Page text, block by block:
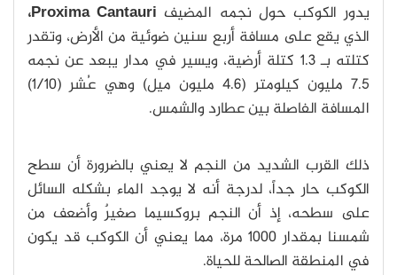
يدور الكوكب حول نجمه المضيفProxima Cantauri،
الذي يقع على مسافة أربع سنين ضوئية من الأرض، وتقدر
كتلته بـ 1.3 كتلة أرضية، ويسير في مدار يبعد عن نجمه
7.5 مليون كيلومتر (4.6 مليون ميل) وهي عُشر (1/10)
المسافة الفاصلة بين عطارد والشمس.
ذلك القرب الشديد من النجم لا يعني بالضرورة أن سطح
الكوكب حار جداً، لدرجة أنه لا يوجد الماء بشكله السائل
على سطحه، إذ أن النجم بروكسيما صغيرٌ وأضعف من
شمسنا بمقدار 1000 مرة، مما يعني أن الكوكب قد يكون
في المنطقة الصالحة للحياة.